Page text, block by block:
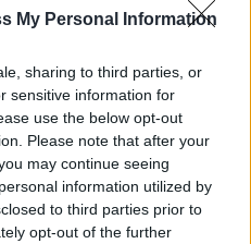
My Personal Information
sharing to third parties, or
sensitive information for
use the below opt-out
Please note that after your
may continue seeing
information utilized by
to third parties prior to
opt-out of the further
kiemelt figyelmet
Moody's hitelminősítő 28
a véleménnyel
Spanyolország szuverén
adósprofiljára is.
akik sejteni vélték a
mutatkozik heves piaci